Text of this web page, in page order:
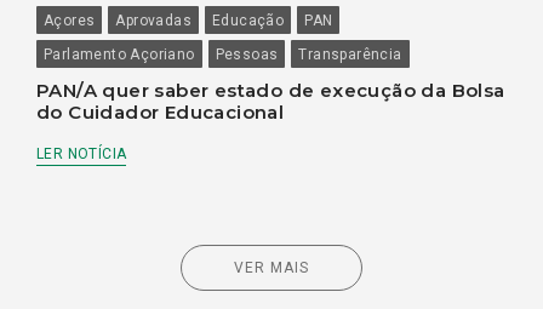
Açores Aprovadas Educação
PAN
Parlamento Açoriano
Pessoas Transparência
PAN/A quer saber estado de execução da Bolsa
do Cuidador Educacional
LER NOTÍCIA
VER MAIS